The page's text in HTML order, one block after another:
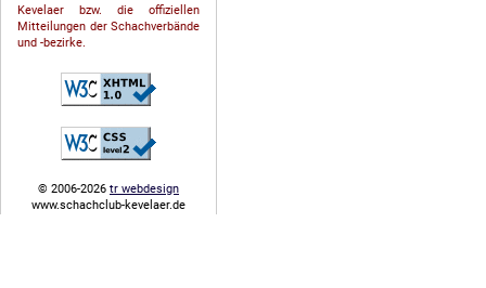
Kevelaer bzw. die offiziellen
Mitteilungen der Schach­ver­bände
und -bezirke.
© 2006-2026 tr webdesign
www.schachclub-kevelaer.de